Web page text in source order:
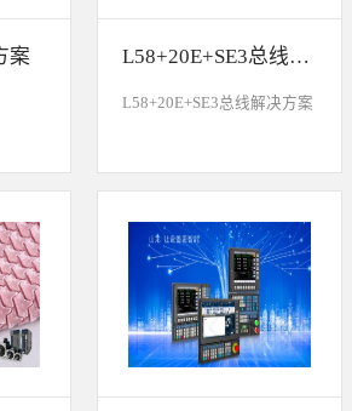
案 L58+20E+SE3总线解决方案
L58+20E+SE3总线解决方案